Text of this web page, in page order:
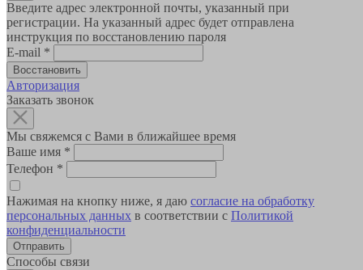
Введите адрес электронной почты, указанный при
регистрации. На указанный адрес будет отправлена
инструкция по восстановлению пароля
E-mail *
Авторизация
Заказать звонок
Мы свяжемся с Вами в ближайшее время
Ваше имя *
Телефон *
Нажимая на кнопку ниже, я даю согласие на обработку
персональных данных в соответствии с Политикой
конфиденциальности
Способы связи